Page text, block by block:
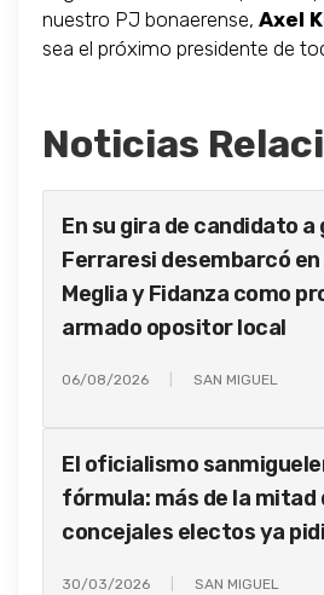
nuestro PJ bonaerense, Axel
sea el próximo presidente de
Noticias
En su gira de candidato a
Ferraresi desembarcó en
Meglia y Fidanza como
armado opositor local
06/08/2026 SAN MIGUEL
El oficialismo
fórmula: más de la mitad
concejales electos ya
30/03/2026 SAN MIGUEL